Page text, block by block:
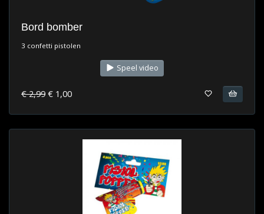
Bord bomber
3 confetti pistolen
Speel video
€ 2,99 € 1,00